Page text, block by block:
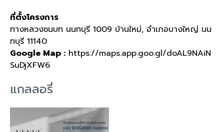
ที่ตั้งโครงการ
ทางหลวงชนบท นนทบุรี 1009 บ้านใหม่, อำเภอบางใหญ่ นน
ทบุรี 11140
Google Map : https://maps.app.goo.gl/doAL9NAiN
SuDjXFW6
แกลลอรี่